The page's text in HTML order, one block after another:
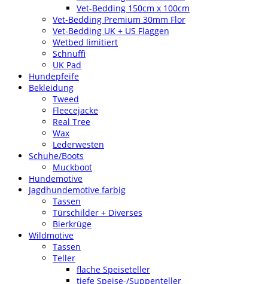
Vet-Bedding 150cm x 100cm
Vet-Bedding Premium 30mm Flor
Vet-Bedding UK + US Flaggen
Wetbed limitiert
Schnuffi
UK Pad
Hundepfeife
Bekleidung
Tweed
Fleecejacke
Real Tree
Wax
Lederwesten
Schuhe/Boots
Muckboot
Hundemotive
Jagdhundemotive farbig
Tassen
Türschilder + Diverses
Bierkrüge
Wildmotive
Tassen
Teller
flache Speiseteller
tiefe Speise-/Suppenteller